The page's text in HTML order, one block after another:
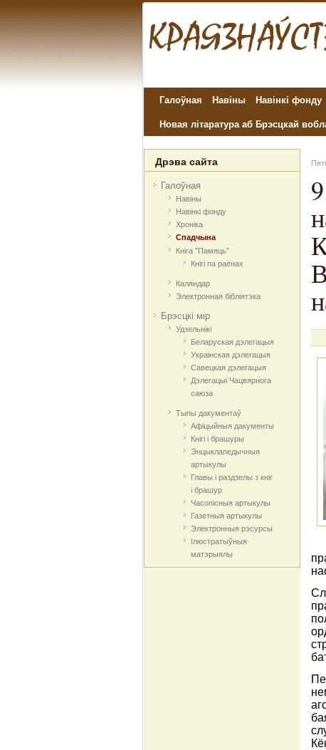
Галоўная Навіны Навінкі фонду
Новая літаратура аб Брэсцкай
Дрэва сайта
Галоўная
Навіны
Навінкі фонду
Хроніка
Спадчына
Кніга "Памяць"
Кнігі па раёнах
Каляндар
Электронная бібліятэка
Брэсцкі мір
Удзельнікі
Беларуская дэлегацыя
Украінская дэлегацыя
Савецкая дэлегацыя
Дэлегацыі Чацвярнога
саюза
Тыпы дакументаў
Афіцыйныя дакумeнты
Кнігі і брашуры
Энцыклапедычныя
артыкулы
Главы і раздзелы з кніг
і брашур
Часопісныя артыкулы
Газетныя артыкулы
Электронныя рэсурсы
Ілюстратыўныя
матэрыялы